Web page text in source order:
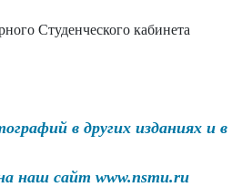
Студенческого кабинета
в других изданиях и в
наш сайт www.nsmu.ru